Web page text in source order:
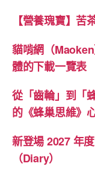
【營養瑰寶】苦
貓啃網（
體的下載一覽表
從「齒輪」到「
的《蜂巢思維》
新登場 2027 年
（Diary）